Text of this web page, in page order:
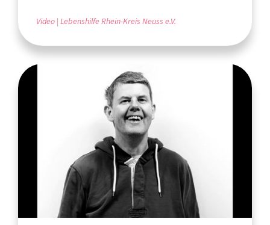
Video Lebenshilfe Rhein-Kreis Neuss e.V.